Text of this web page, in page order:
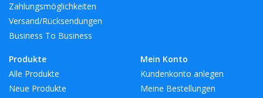
Zahlungsmöglichkeiten
Versand/Rücksendungen
Business To Business
Produkte
Alle Produkte
Neue Produkte
Mein Konto
Kundenkonto anlegen
Meine Bestellungen